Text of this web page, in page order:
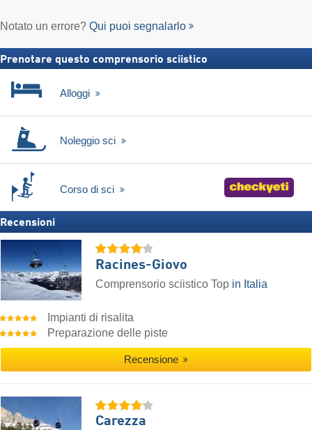
Notato un errore? Qui puoi segnalarlo
Prenotare questo comprensorio sciistico
Alloggi
Noleggio sci
Corso di sci
Recensioni
Racines-Giovo
Comprensorio sciistico Top in Italia
Impianti di risalita
Preparazione delle piste
Recensione
Carezza